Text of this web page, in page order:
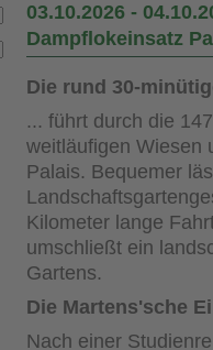
03.10.2026 -
Dampflokeinsatz
Die rund 30-
... führt durch die
weitläufigen Wiesen
Palais. Bequemer
Kilometer lange
umschließt ein
Gartens.
Die Martens'sche
Nach einer